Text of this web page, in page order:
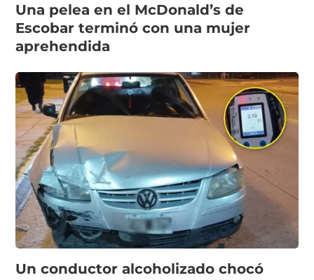
Una pelea en el McDonald’s de
Escobar terminó con una mujer
aprehendida
Un conductor alcoholizado chocó